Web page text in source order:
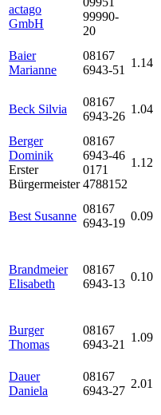
actago
GmbH
99990-
20
Baier
Marianne
08167
6943-51
1.14
Beck Silvia
08167
6943-26
1.04
Berger
Dominik
Erster
Bürgermeister
08167
6943-46
0171
4788152
1.12
Best Susanne
08167
6943-19
0.09
Brandmeier
Elisabeth
08167
6943-13
0.10
Burger
Thomas
08167
6943-21
1.09
Dauer
Daniela
08167
6943-27
2.01